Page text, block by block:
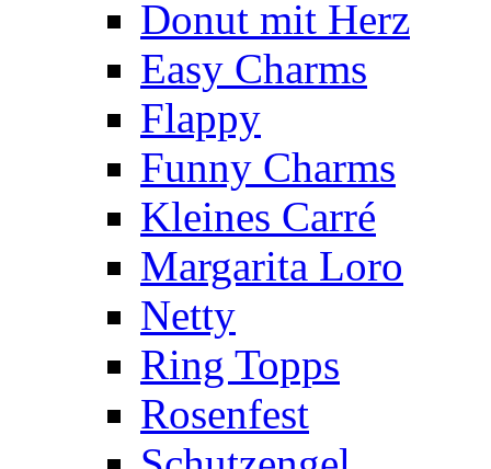
Donut mit Herz
Easy Charms
Flappy
Funny Charms
Kleines Carré
Margarita Loro
Netty
Ring Topps
Rosenfest